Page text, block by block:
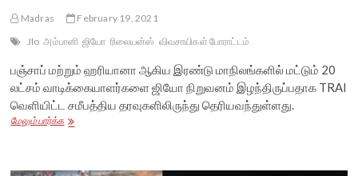
Madras
February 19, 2021
JIo அம்பானி ஜியோ ரிலையன்ஸ் விவசாயிகள் போராட்டம்
பஞ்சாப் மற்றும் ஹரியானா ஆகிய இரண்டு மாநிலங்களில் மட்டும் 20
லட்சம் வாடிக்கையாளர்களை ஜியோ நிறுவனம் இழந்திருப்பதாக TRAI
வெளியிட்ட சமீபத்திய தரவுகளிலிருந்து தெரியவந்துள்ளது.
மேலும் பார்க்கவிவசாயிகள்